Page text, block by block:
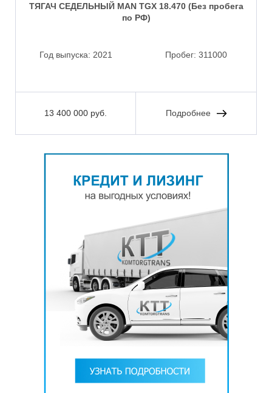
ТЯГАЧ СЕДЕЛЬНЫЙ MAN TGX 18.470 (Без пробега
по РФ)
Год выпуска: 2021 Пробег: 311000
13 400 000 руб. Подробнее